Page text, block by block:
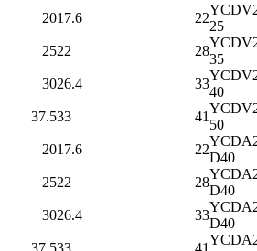
2017.6 22
25
2522 28
35
3026.4 33
40
37.533 41
50
2017.6 22
YC
D40
2522 28
D40
3026.4 33
D40
37.533 41